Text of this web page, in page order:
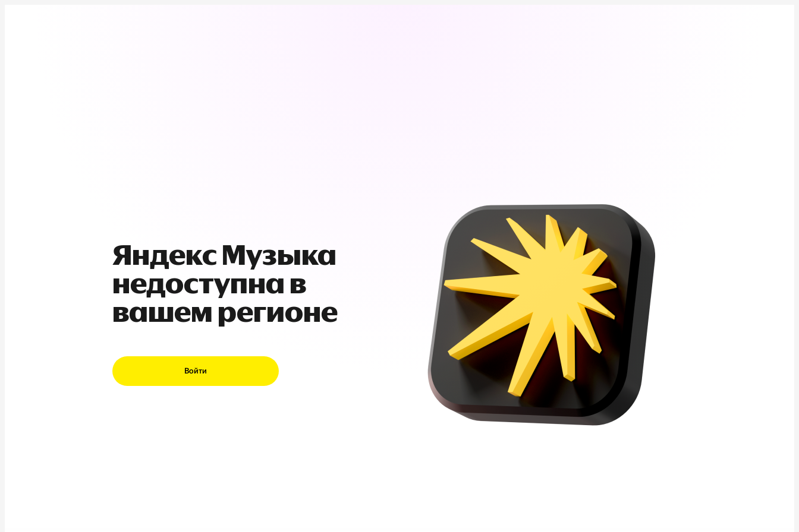
Яндекс Музыка
недоступна в
вашем регионе
Войти